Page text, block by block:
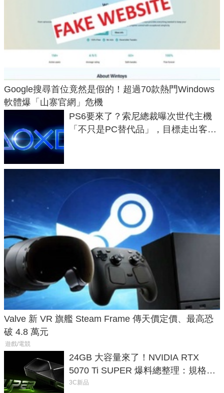
Google搜尋首位竟然是假的！超過70款熱門Windows
軟體爆「山寨官網」危機
PS6要來了？索尼總裁曝次世代主機
「不只是PC替代品」，目標走出客
Valve 新 VR 旗艦 Steam Frame 傳天價定價、最高恐
破 4.8 萬元
遊戲/電競
24GB 大容量來了！NVIDIA RTX
5070 Ti SUPER 爆料總整理：規格、
功耗、上市時間
3C新品